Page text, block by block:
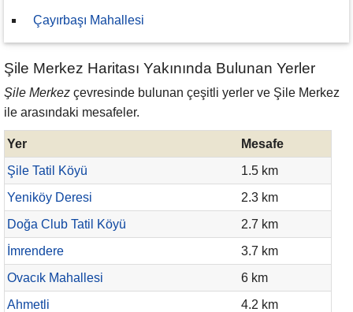
Çayırbaşı Mahallesi
Şile Merkez Haritası Yakınında Bulunan Yerler
Şile Merkez çevresinde bulunan çeşitli yerler ve Şile Merkez
ile arasındaki mesafeler.
Yer
Mesafe
Şile Tatil Köyü
1.5 km
Yeniköy Deresi
2.3 km
Doğa Club Tatil Köyü
2.7 km
İmrendere
3.7 km
Ovacık Mahallesi
6 km
Ahmetli
4.2 km